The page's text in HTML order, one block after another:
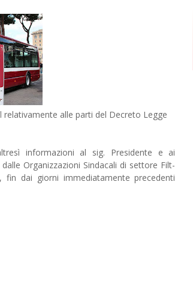
alle parti del Decreto Legge
informazioni al sig. Presidente e ai
Organizzazioni Sindacali di settore Filt-
fin dai giorni immediatamente precedenti